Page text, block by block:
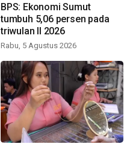
BPS: Ekonomi Sumut
tumbuh 5,06 persen pada
triwulan II 2026
Rabu, 5 Agustus 2026